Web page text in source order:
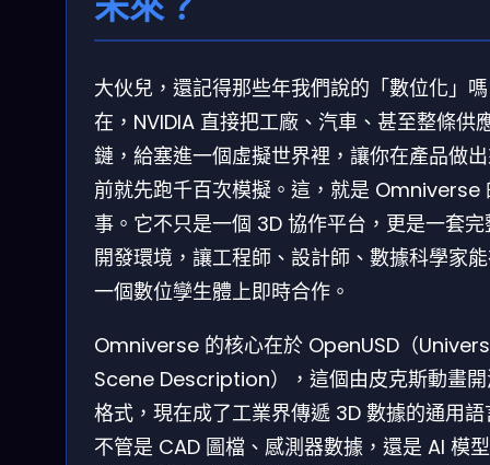
大伙兒，還記得那些年我們說的「數位化」
在，NVIDIA 直接把工廠、汽車、甚至整條供
鏈，給塞進一個虛擬世界裡，讓你在產品做
前就先跑千百次模擬。這，就是 Omniverse
事。它不只是一個 3D 協作平台，更是一套完
開發環境，讓工程師、設計師、數據科學家
一個數位孿生體上即時合作。
Omniverse 的核心在於 OpenUSD（
Scene Description），這個由皮克斯動畫
格式，現在成了工業界傳遞 3D 數據的通用語
不管是 CAD 圖檔、感測器數據，還是 AI 模